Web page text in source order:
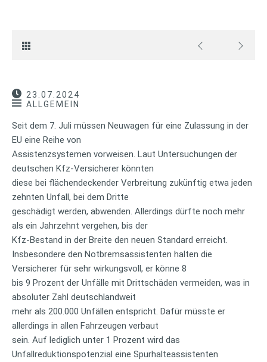
23.07.2024
ALLGEMEIN
Seit dem 7. Juli müssen Neuwagen für eine Zulassung in der
EU eine Reihe von
Assistenzsystemen vorweisen. Laut Untersuchungen der
deutschen Kfz-Versicherer könnten
diese bei flächendeckender Verbreitung zukünftig etwa jeden
zehnten Unfall, bei dem Dritte
geschädigt werden, abwenden. Allerdings dürfte noch mehr
als ein Jahrzehnt vergehen, bis der
Kfz-Bestand in der Breite den neuen Standard erreicht.
Insbesondere den Notbremsassistenten halten die
Versicherer für sehr wirkungsvoll, er könne 8
bis 9 Prozent der Unfälle mit Drittschäden vermeiden, was in
absoluter Zahl deutschlandweit
mehr als 200.000 Unfällen entspricht. Dafür müsste er
allerdings in allen Fahrzeugen verbaut
sein. Auf lediglich unter 1 Prozent wird das
Unfallreduktionspotenzial eine Spurhalteassistenten